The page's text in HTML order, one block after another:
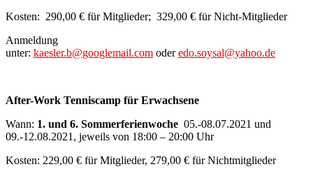
Kosten: 290,00 € für Mitglieder; 329,00 € für Nicht-Mitglieder
Anmeldung
unter: kaesler.b@googlemail.com oderedo.soysal@yahoo.de
After-Work Tenniscamp für Erwachsene
Wann: 1. und 6. Sommerferienwoche 05.-08.07.2021 und
09.-12.08.2021, jeweils von 18:00 – 20:00 Uhr
Kosten: 229,00 € für Mitglieder, 279,00 € für Nichtmitglieder